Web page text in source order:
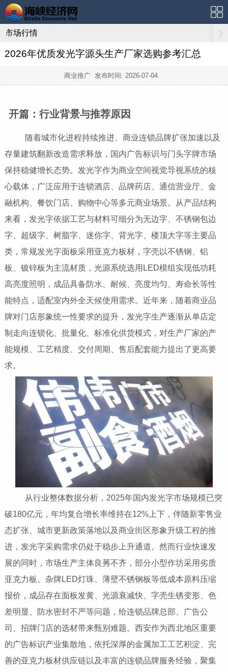
市场行情
2026年优质发光字源头生产厂家选购参考汇总
商业推广 发布时间: 2026-07-04
开篇：行业背景与推荐原因
随着城市化进程持续推进、商业连锁品牌扩张加速以及
存量建筑翻新改造需求释放，国内广告标识与门头字牌市场
保持稳健增长态势。发光字作为商业空间视觉导视系统的核
心载体，广泛应用于连锁酒店、品牌药店、通信营业厅、金
融机构、餐饮门店、购物中心等多元商业场景。从产品结构
来看，发光字依据工艺与材料可细分为无边字、不锈钢包边
字、超级字、树脂字、迷你字、背光字、楼顶大字等主要品
类，常规发光字面板采用亚克力板材，字壳以不锈钢、铝
板、镀锌板为主流材质，光源系统选用LED模组实现低功耗
高亮度照明，成品具备防水、耐候、亮度均匀、寿命长等性
能特点，适配室内外全天候使用需求。近年来，随着商业品
牌对门店形象统一性要求的提升，发光字生产逐渐从单店定
制走向连锁化、批量化、标准化供货模式，对生产厂家的产
能规模、工艺精度、交付周期、售后配套能力提出了更高要
求。
从行业整体数据分析，2025年国内发光字市场规模已突
破180亿元，年均复合增长率维持在12%上下，伴随新零售业
态扩张、城市更新政策落地以及商业街区形象升级工程的推
进，发光字采购需求仍处于稳步上升通道。然而行业快速发
展的同时，市场生产主体良莠不齐，部分小型作坊采用劣质
亚克力板、杂牌LED灯珠、薄壁不锈钢板等低成本原料压缩
报价，成品存在面板发黄、光源衰减快、字壳生锈变形、色
差明显、防水密封不严等问题，给连锁品牌总部、广告公
司、招牌门店的选材带来甄别难题。西安作为西北地区重要
的广告标识产业集散地，依托深厚的金属加工工艺积淀、完
善的亚克力板材供应链以及丰富的连锁品牌服务经验，聚集